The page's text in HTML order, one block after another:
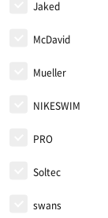
Jaked
McDavid
Mueller
NIKESWIM
PRO
Soltec
swans